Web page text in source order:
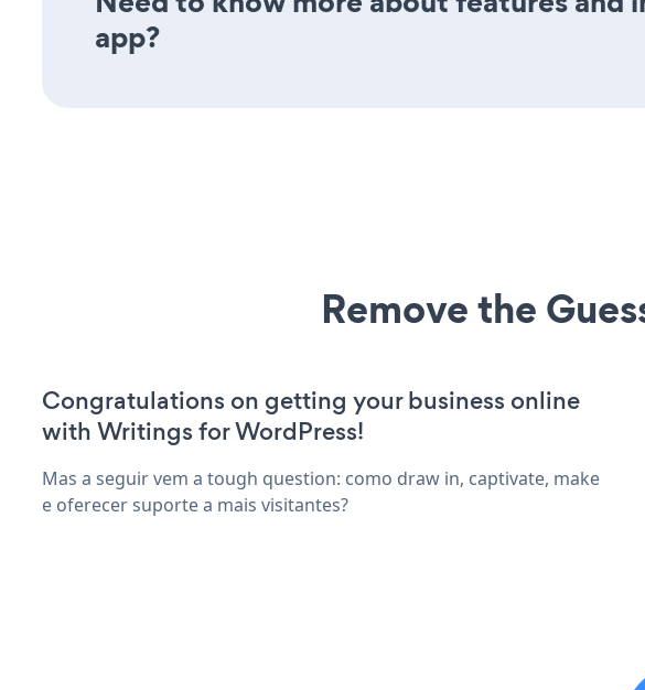
app?
Remove the
Congratulations on getting your business online
with Writings for WordPress!
Mas a seguir vem a tough question: como draw in, captivate, make
e oferecer suporte a mais visitantes?